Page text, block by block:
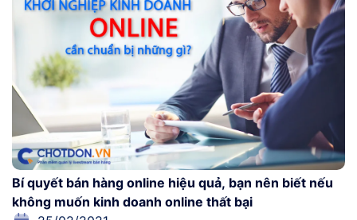
Bí quyết bán hàng online hiệu quả, bạn nên biết nếu
không muốn kinh doanh online thất bại